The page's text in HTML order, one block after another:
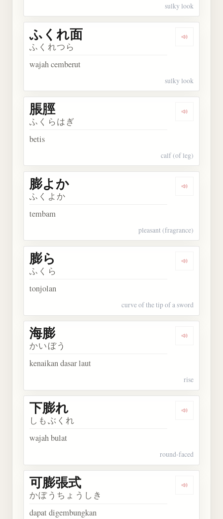
sulky look
Dengarkan
ふくれ面
ふくれつら
wajah cemberut
sulky look
Dengarkan
脹脛
ふくらはぎ
betis
calf (of leg)
Dengarkan
膨よか
ふくよか
tembam
pleasant (fragrance)
Dengarkan
膨ら
ふくら
tonjolan
curve of the tip of a sword
Dengarkan
海膨
かいぼう
kenaikan dasar laut
rise
Dengarkan
下膨れ
しもぶくれ
wajah bulat
round-faced
Dengarkan
可膨張式
かぼうちょうしき
dapat digembungkan